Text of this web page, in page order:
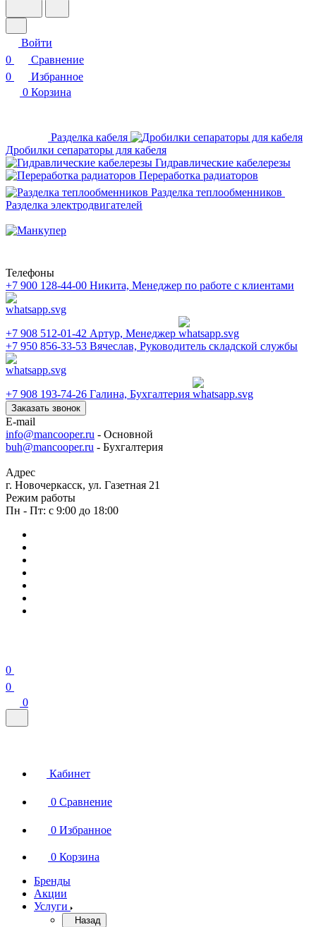
Войти
0
Сравнение
0
Избранное
0 Корзина
Разделка кабеля
Дробилки сепараторы для кабеля
Гидравлические кабелерезы
Переработка радиаторов
Разделка теплообменников
Разделка электродвигателей
Телефоны
+7 900 128-44-00 Никита, Менеджер по работе с клиентами
+7 908 512-01-42 Артур, Менеджер
+7 950 856-33-53 Вячеслав, Руководитель складской службы
+7 908 193-74-26 Галина, Бухгалтерия
Заказать звонок
E-mail
info@mancooper.ru - Основной
buh@mancooper.ru - Бухгалтерия
Адрес
г. Новочеркасск, ул. Газетная 21
Режим работы
Пн - Пт: с 9:00 до 18:00
0
0
0
Кабинет
0 Сравнение
0 Избранное
0 Корзина
Бренды
Акции
Услуги
Назад